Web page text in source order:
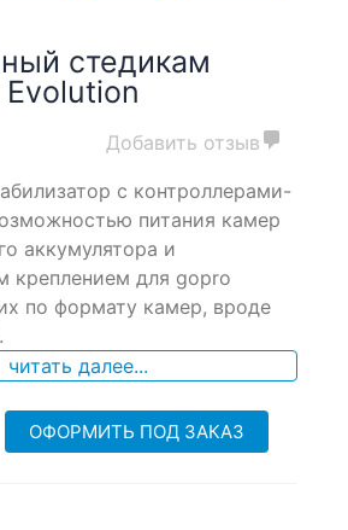
стедикам
Добавить отзыв
с контроллерами-
питания камер
аккумулятора и
креплением для gopro
по формату камер, вроде
читать далее...
ОФОРМИТЬ ПОД ЗАКАЗ